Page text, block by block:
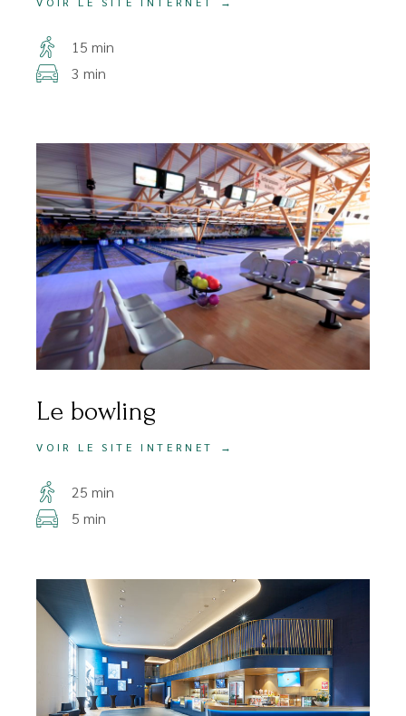
15 min
3 min
Le bowling
VOIR LE SITE INTERNET →
25 min
5 min